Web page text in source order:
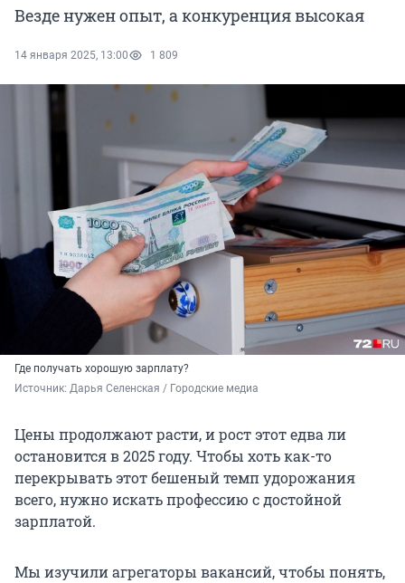
Везде нужен опыт, а конкуренция высокая
14 января 2025, 13:00 1 809
Где получать хорошую зарплату?
Источник: Дарья Селенская / Городские медиа
Цены продолжают расти, и рост этот едва ли
остановится в 2025 году. Чтобы хоть как-то
перекрывать этот бешеный темп удорожания
всего, нужно искать профессию с достойной
зарплатой.
Мы изучили агрегаторы вакансий, чтобы понять,